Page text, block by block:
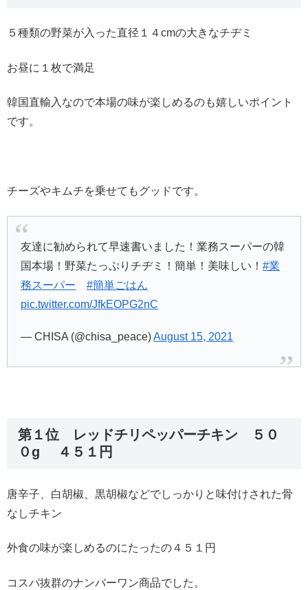
５種類の野菜が入った直径１４cmの大きなチヂミ
お昼に１枚で満足
韓国直輸入なので本場の味が楽しめるのも嬉しいポイント
です。
チーズやキムチを乗せてもグッドです。
友達に勧められて早速書いました！業務スーパーの韓
国本場！野菜たっぷりチヂミ！簡単！美味しい！#業
務スーパー
#簡単ごはん
pic.twitter.com/JfkEOPG2nC
— CHISA (@chisa_peace)August 15, 2021
第１位 レッドチリペッパーチキン ５０
０g ４５１円
唐辛子、白胡椒、黒胡椒などでしっかりと味付けされた骨
なしチキン
外食の味が楽しめるのにたったの４５１円
コスパ抜群のナンバーワン商品でした。